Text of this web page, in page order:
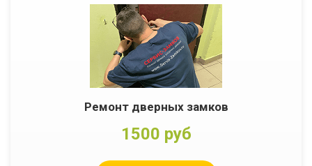
Ремонт дверных замков
1500 руб